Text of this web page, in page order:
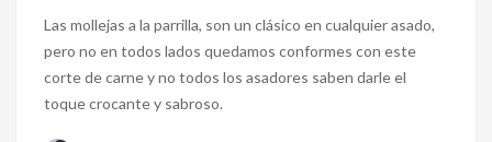
Las mollejas a la parrilla, son un clásico en cualquier asado,
pero no en todos lados quedamos conformes con este
corte de carne y no todos los asadores saben darle el
toque crocante y sabroso.